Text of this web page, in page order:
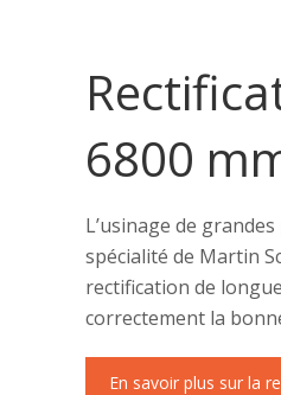
6800
L’usinage de
spécialité de Martin
rectification de
correctement la
En savoir plus sur la